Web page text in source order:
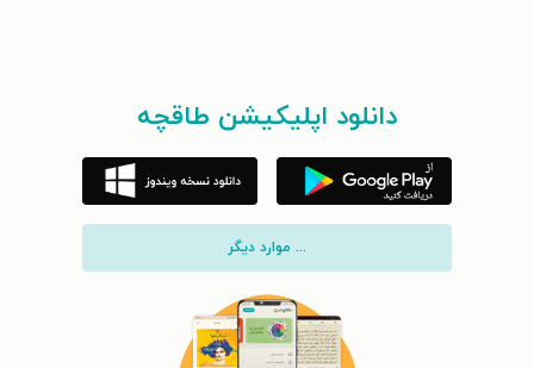
دانلود اپلیکیشن طاقچه
... موارد دیگر